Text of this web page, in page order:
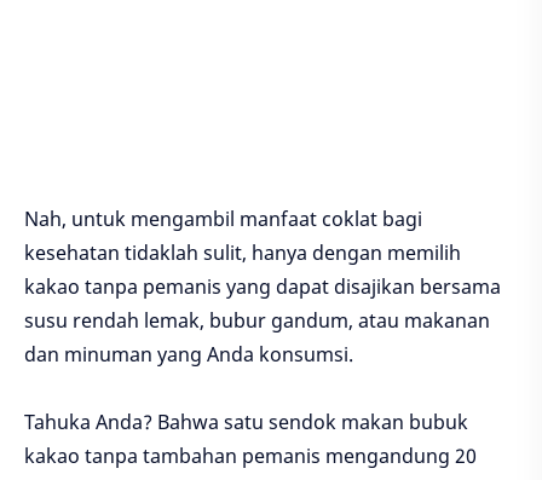
Nah, untuk mengambil manfaat coklat bagi
kesehatan tidaklah sulit, hanya dengan memilih
kakao tanpa pemanis yang dapat disajikan bersama
susu rendah lemak, bubur gandum, atau makanan
dan minuman yang Anda konsumsi.
Tahuka Anda? Bahwa satu sendok makan bubuk
kakao tanpa tambahan pemanis mengandung 20